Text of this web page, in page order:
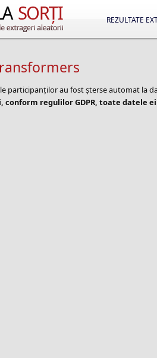
REZULTATE
participanților au fost șterse automat la
conform regulilor GDPR, toate datele